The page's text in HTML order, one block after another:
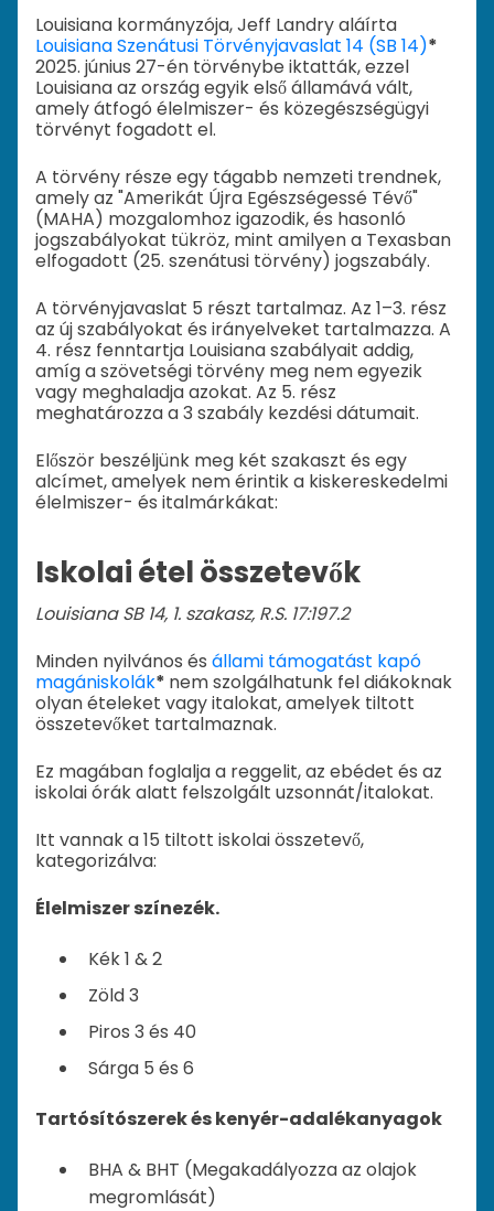
Louisiana kormányzója, Jeff Landry aláírta
Louisiana Szenátusi Törvényjavaslat 14 (SB 14)*
2025. június 27-én törvénybe iktatták, ezzel
Louisiana az ország egyik első államává vált,
amely átfogó élelmiszer- és közegészségügyi
törvényt fogadott el.
A törvény része egy tágabb nemzeti trendnek,
amely az "Amerikát Újra Egészségessé Tévő"
(MAHA) mozgalomhoz igazodik, és hasonló
jogszabályokat tükröz, mint amilyen a Texasban
elfogadott (25. szenátusi törvény) jogszabály.
A törvényjavaslat 5 részt tartalmaz. Az 1–3. rész
az új szabályokat és irányelveket tartalmazza. A
4. rész fenntartja Louisiana szabályait addig,
amíg a szövetségi törvény meg nem egyezik
vagy meghaladja azokat. Az 5. rész
meghatározza a 3 szabály kezdési dátumait.
Először beszéljünk meg két szakaszt és egy
alcímet, amelyek nem érintik a kiskereskedelmi
élelmiszer- és italmárkákat:
Iskolai étel összetevők
Louisiana SB 14, 1. szakasz, R.S. 17:197.2
Minden nyilvános és állami támogatást kapó
magániskolák* nem szolgálhatunk fel diákoknak
olyan ételeket vagy italokat, amelyek tiltott
összetevőket tartalmaznak.
Ez magában foglalja a reggelit, az ebédet és az
iskolai órák alatt felszolgált uzsonnát/italokat.
Itt vannak a 15 tiltott iskolai összetevő,
kategorizálva:
Élelmiszer színezék.
Kék 1 & 2
Zöld 3
Piros 3 és 40
Sárga 5 és 6
Tartósítószerek és kenyér-adalékanyagok
BHA & BHT (Megakadályozza az olajok
megromlását)